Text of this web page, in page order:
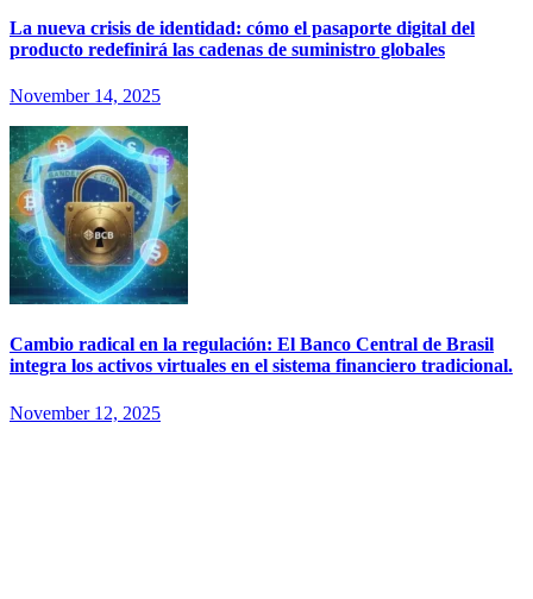
La nueva crisis de identidad: cómo el pasaporte digital del
producto redefinirá las cadenas de suministro globales
November 14, 2025
Cambio radical en la regulación: El Banco Central de Brasil
integra los activos virtuales en el sistema financiero tradicional.
November 12, 2025